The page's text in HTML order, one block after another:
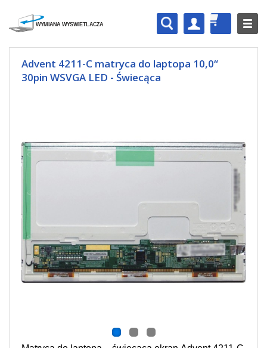
Advent 4211-C matryca do laptopa 10,0“
30pin WSVGA LED - Świecąca